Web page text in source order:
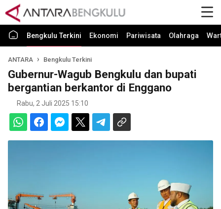
Bengkulu Terkini Ekonomi Pariwisata Olahraga
ANTARA Bengkulu Terkini
Gubernur-Wagub Bengkulu dan bupati
bergantian berkantor di Enggano
Rabu, 2 Juli 2025 15:10